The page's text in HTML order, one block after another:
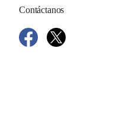
Contáctanos